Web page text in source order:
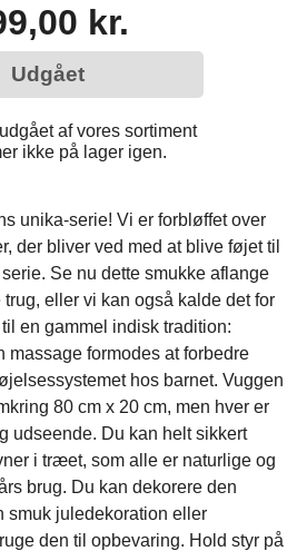
kr.
Udgået
af vores sortiment
ikke på lager igen.
unika-serie! Vi er forbløffet over
der bliver ved med at blive føjet til
Se nu dette smukke aflange
eller vi kan også kalde det for
en gammel indisk tradition:
massage formodes at forbedre
hos barnet. Vuggen
80 cm x 20 cm, men hver er
udseende. Du kan helt sikkert
i træet, som alle er naturlige og
brug. Du kan dekorere den
smuk juledekoration eller
den til opbevaring. Hold styr på